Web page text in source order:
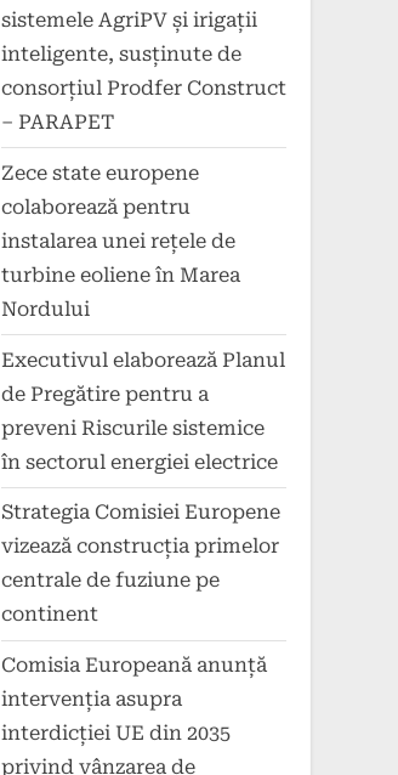
sistemele AgriPV și irigații
inteligente, susținute de
consorțiul Prodfer Construct
– PARAPET
Zece state europene
colaborează pentru
instalarea unei rețele de
turbine eoliene în Marea
Nordului
Executivul elaborează Planul
de Pregătire pentru a
preveni Riscurile sistemice
în sectorul energiei electrice
Strategia Comisiei Europene
vizează construcția primelor
centrale de fuziune pe
continent
Comisia Europeană anunță
intervenția asupra
interdicției UE din 2035
privind vânzarea de